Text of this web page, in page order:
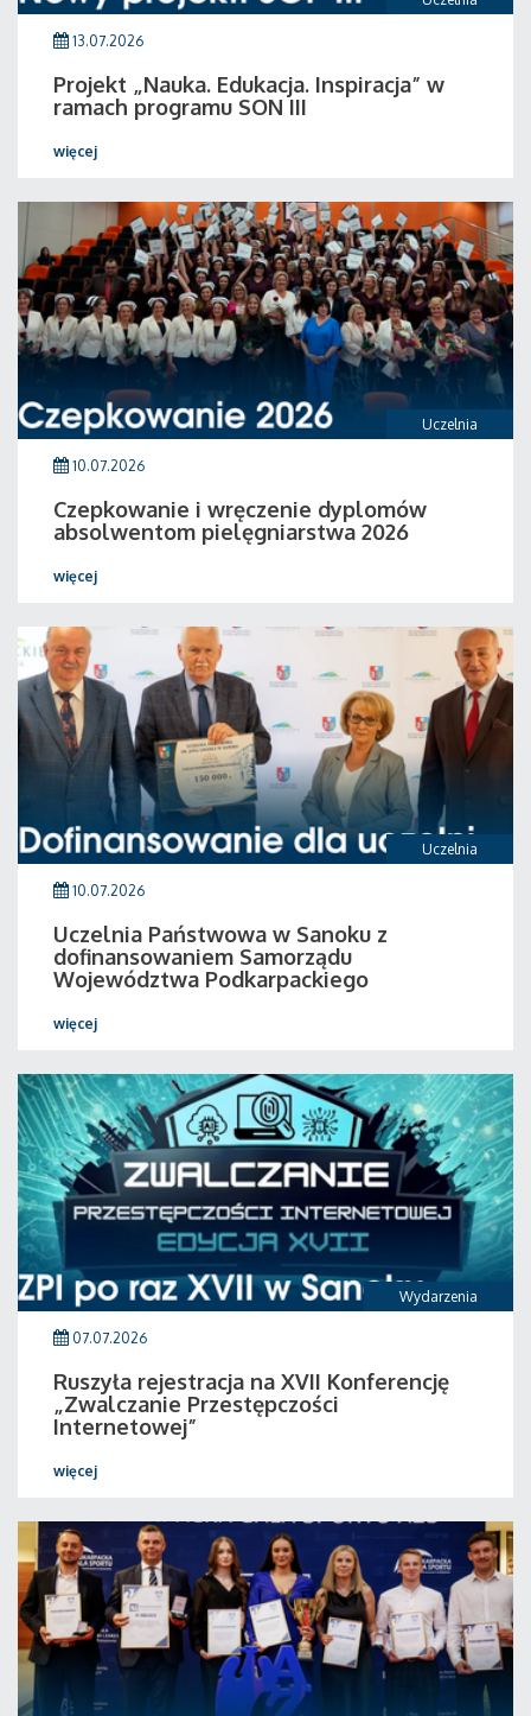
13.07.2026
Projekt „Nauka. Edukacja. Inspiracja” w
ramach programu SON III
więcej
Uczelnia
10.07.2026
Czepkowanie i wręczenie dyplomów
absolwentom pielęgniarstwa 2026
więcej
Uczelnia
10.07.2026
Uczelnia Państwowa w Sanoku z
dofinansowaniem Samorządu
Województwa Podkarpackiego
więcej
Wydarzenia
07.07.2026
Ruszyła rejestracja na XVII Konferencję
„Zwalczanie Przestępczości
Internetowej”
więcej